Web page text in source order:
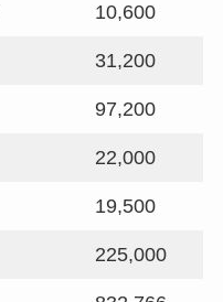
10,600
31,200
97,200
22,000
19,500
225,000